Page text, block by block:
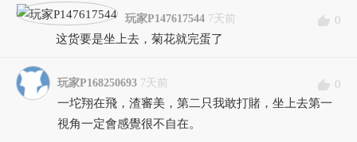
玩家P147617544 7天前
0
这货要是坐上去，菊花就完蛋了
玩家P168250693 7天前
0
一坨翔在飛，渣審美，第二只我敢打賭，坐上去第一
視角一定會感覺很不自在。